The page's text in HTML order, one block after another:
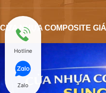
CỬA NHỰA COMPOSITE
Hotline
Zalo